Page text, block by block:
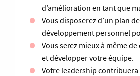
d’amélioration en tant que
Vous disposerez d’un plan de
développement personnel
Vous serez mieux à même
et développer votre équipe.
Votre leadership contribuera